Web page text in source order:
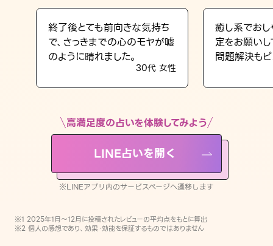
LINE占いを開く
※LINEアプリ内のサービスページへ遷移します
終了後とても前向きな気持ち
で、さっきまでの心のモヤが嘘
のように晴れました。
30代 女性
癒し系でおし
定をお願い
問題解決もピ
高満足度の占いを体験してみよう
LINE占いを開く
※LINEアプリ内のサービスページへ遷移します
※1 2025年1月〜12月に投稿されたレビューの平均点をもとに算出
※2 個人の感想であり、効果・効能を保証するものではありません